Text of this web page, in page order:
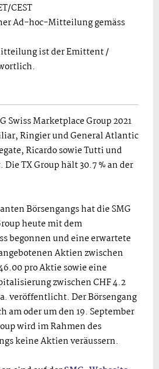
CEST
Ad-hoc-Mitteilung gemäss
ist der Emittent /
Swiss Marketplace Group 2021
Ringier und General Atlantic
Ricardo sowie Tutti und
TX Group hält 30.7 % an der
Börsengangs hat die SMG
heute mit dem
begonnen und eine erwartete
Aktien zwischen
pro Aktie sowie eine
zwischen CHF 4.2
veröffentlicht. Der Börsengang
am oder um den 19. September
wird im Rahmen des
keine Aktien veräussern.